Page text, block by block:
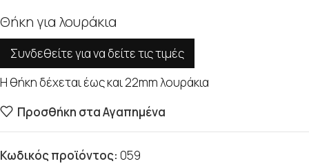
Θήκη για λουράκια
Συνδεθείτε για να δείτε τις τιμές
Η θήκη δέχεται έως και 22mm λουράκια
Προσθήκη στα Αγαπημένα
Κωδικός προϊόντος: 059